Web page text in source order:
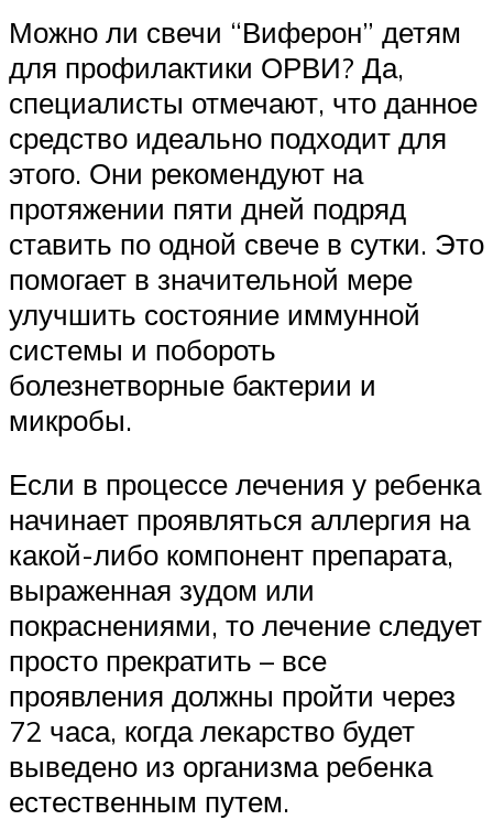
Можно ли свечи “Виферон” детям
для профилактики ОРВИ? Да,
специалисты отмечают, что данное
средство идеально подходит для
этого. Они рекомендуют на
протяжении пяти дней подряд
ставить по одной свече в сутки. Это
помогает в значительной мере
улучшить состояние иммунной
системы и побороть
болезнетворные бактерии и
микробы.
Если в процессе лечения у ребенка
начинает проявляться аллергия на
какой-либо компонент препарата,
выраженная зудом или
покраснениями, то лечение следует
просто прекратить – все
проявления должны пройти через
72 часа, когда лекарство будет
выведено из организма ребенка
естественным путем.